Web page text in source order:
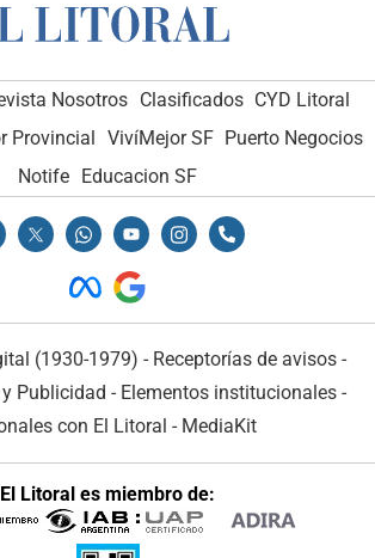
Nosotros Clasificados CYD Litoral
Provincial VivíMejor SF Puerto Negocios
Notife Educacion SF
(1930-1979) - Receptorías de avisos -
Publicidad - Elementos institucionales-
con El Litoral - MediaKit
El Litoral es miembro de: